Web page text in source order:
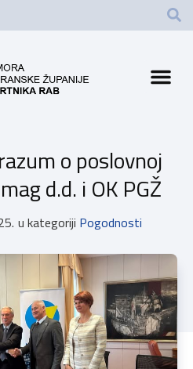
o poslovnoj
d.d. i OK PGŽ
u kategoriji Pogodnosti